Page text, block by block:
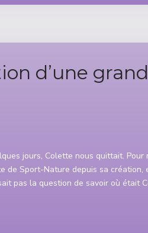
d’une
jours, Colette nous quittait.
de Sport-Nature depuis sa
pas la question de savoir où était